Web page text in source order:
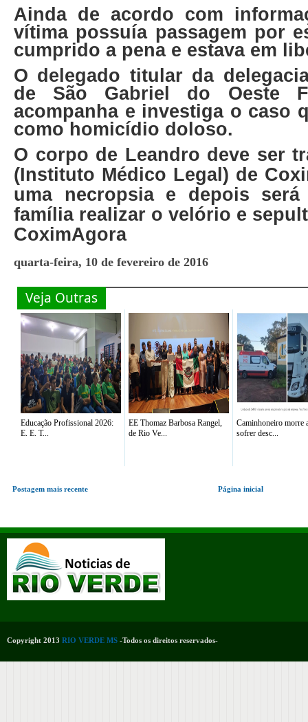
Ainda de acordo com
vítima possuía passagem por
cumprido a pena e estava em
O delegado titular da
de São Gabriel do Oeste
acompanha e investiga o caso
como homicídio doloso.
O corpo de Leandro deve ser
(Instituto Médico Legal) de
uma necropsia e depois
família realizar o velório e
CoximAgora
quarta-feira, 10 de fevereiro de 2016
Veja Outras
Educação Profissional 2026:
E. E. T...
EE Thomaz Barbosa Rangel,
de Rio Ve...
Caminhoneiro morre
sofrer desc...
Postagem mais recente Página inicial
Copyright 2013 RIO VERDE MS -Todos os direitos reservados-